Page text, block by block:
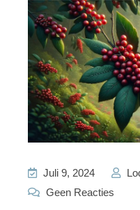
Juli 9, 2024
Geen Reacties